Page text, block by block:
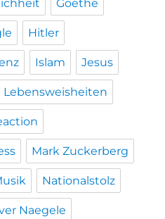
Goethe
Hitler
Islam Jesus
Lebensweisheiten
Mark Zuckerberg
Nationalstolz
Naegele